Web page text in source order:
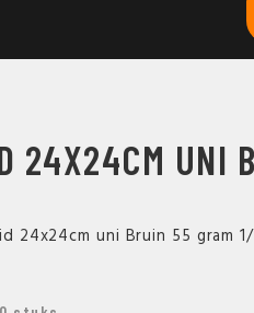
24X24CM UNI
24x24cm uni Bruin 55 gram